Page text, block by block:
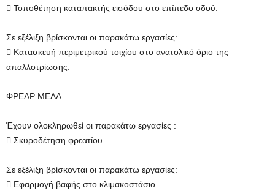
 Τοποθέτηση καταπακτής εισόδου στο επίπεδο οδού.
Σε εξέλιξη βρίσκονται οι παρακάτω εργασίες:
 Κατασκευή περιμετρικού τοιχίου στο ανατολικό όριο της
απαλλοτρίωσης.
ΦΡΕΑΡ ΜΕΛΑ
Έχουν ολοκληρωθεί οι παρακάτω εργασίες :
 Σκυροδέτηση φρεατίου.
Σε εξέλιξη βρίσκονται οι παρακάτω εργασίες:
 Εφαρμογή βαφής στο κλιμακοστάσιο